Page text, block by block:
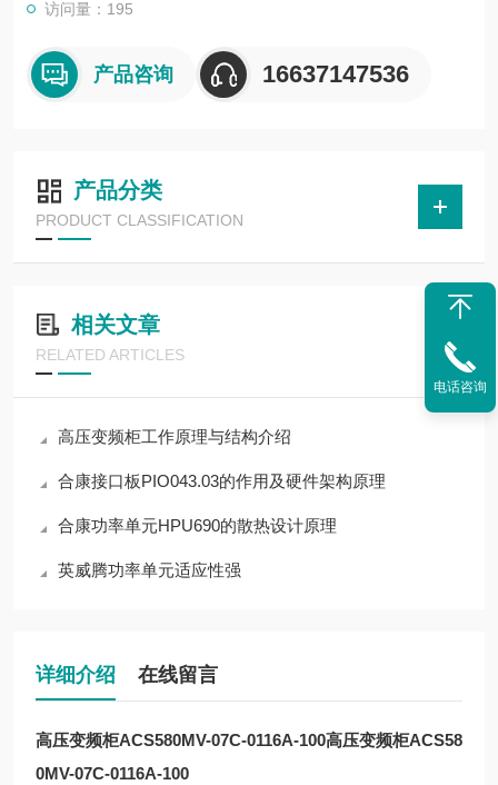
访问量：195
产品咨询 16637147536
产品分类
PRODUCT CLASSIFICATION
相关文章
RELATED ARTICLES
高压变频柜工作原理与结构介绍
合康接口板PIO043.03的作用及硬件架构原理
合康功率单元HPU690的散热设计原理
英威腾功率单元适应性强
详细介绍 在线留言
高压变频柜ACS580MV-07C-0116A-100高压变频柜ACS58
0MV-07C-0116A-100
电话咨询